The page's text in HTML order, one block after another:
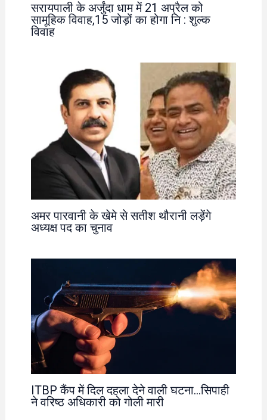
सरायपाली के अर्जुंदा धाम में 21 अप्रैल को
सामूहिक विवाह,15 जोड़ों का होगा नि : शुल्क
विवाह
अमर पारवानी के खेमे से सतीश थौरानी लड़ेंगे
अध्यक्ष पद का चुनाव
ITBP कैंप में दिल दहला देने वाली घटना…सिपाही
ने वरिष्ठ अधिकारी को गोली मारी